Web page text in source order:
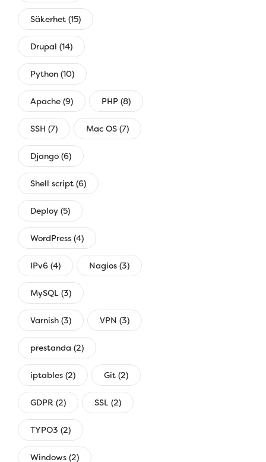
Säkerhet (15)
Drupal (14)
Python (10)
Apache (9) PHP (8)
SSH (7) Mac OS (7)
Django (6)
Shell script (6)
Deploy (5)
WordPress (4)
IPv6 (4) Nagios (3)
MySQL (3)
Varnish (3) VPN (3)
prestanda (2)
iptables (2) Git (2)
GDPR (2) SSL (2)
TYPO3 (2)
Windows (2)